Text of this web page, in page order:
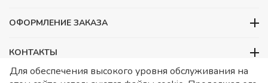
ОФОРМЛЕНИЕ ЗАКАЗА
КОНТАКТЫ
Для обеспечения высокого уровня обслуживания на